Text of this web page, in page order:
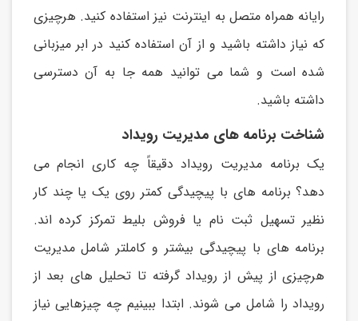
رايانه همراه متصل به اينترنت نیز استفاده کنید. هرچیزی
که نیاز داشته باشید و از آن استفاده کنید در ابر میزبانی
شده است و شما می توانید همه جا به آن دسترسی
داشته باشید.
شناخت برنامه های مدیریت رویداد
يک برنامه مديريت رويداد دقیقاً چه کاری انجام می
دهد؟ برنامه های با پیچیدگی کمتر روی يک يا چند کار
نظیر تسهیل ثبت نام يا فروش بلیط تمرکز کرده اند.
برنامه های با پیچیدگی بیشتر و کاملتر شامل مديريت
هرچیزی از پیش از رويداد گرفته تا تحلیل های بعد از
رويداد را شامل می شوند. ابتدا ببینیم چه چیزهايی نیاز